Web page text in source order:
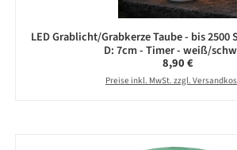
LED Grablicht/Grabkerze Taube - bis 2500
D: 7cm - Timer - weiß/
Regulärer Preis:
8,90 €
Preise inkl. MwSt. zzgl.